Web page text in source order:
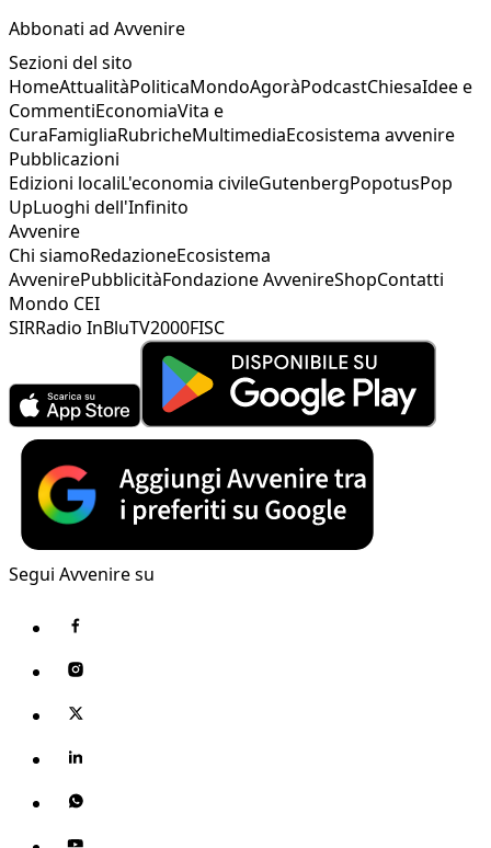
Abbonati ad Avvenire
Sezioni del sito
HomeAttualitàPoliticaMondoAgoràPodcastChiesaIdee e
CommentiEconomiaVita e
CuraFamigliaRubricheMultimediaEcosistema avvenire
Pubblicazioni
Edizioni localiL'economia civileGutenbergPopotusPop
UpLuoghi dell'Infinito
Avvenire
Chi siamoRedazioneEcosistema
AvvenirePubblicitàFondazione AvvenireShopContatti
Mondo CEI
SIRRadio InBluTV2000FISC
Segui Avvenire su